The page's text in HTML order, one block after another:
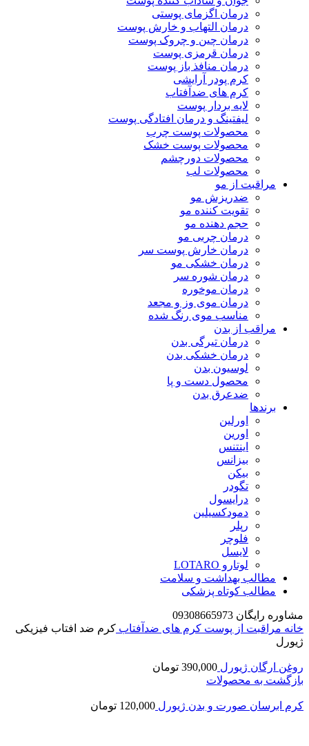
درمان اگزمای پوستی
درمان التهاب و خارش پوست
درمان چین و چروک پوست
درمان قرمزی پوست
درمان منافذ باز پوست
کرم پودر آرایشی
کرم های ضدآفتاب
لایه بردار پوست
لیفتینگ و درمان افتادگی پوست
محصولات پوست چرب
محصولات پوست خشک
محصولات دورچشم
محصولات لب
مراقبت از مو
ضدریزش مو
تقویت کننده مو
حجم دهنده مو
درمان چربی مو
درمان خارش پوست سر
درمان خشکی مو
درمان شوره سر
درمان موخوره
درمان موی وز و مجعد
مناسب موی رنگ شده
مراقب از بدن
درمان تیرگی بدن
درمان خشکی بدن
لوسیون بدن
محصول دست و پا
ضدعرق بدن
برندها
اورلین
اورین
اینتنس
بیزانس
بیکن
تگودر
درایسول
دمودکسیلین
رپلر
فلوچر
لایسل
لوتارو LOTARO
مطالب بهداشت و سلامت
مطالب کوتاه پزشکی
مشاوره رایگان 09308665973
خانه مراقبت از پوست کرم های ضدآفتاب کرم ضد افتاب فیزیکی
ژیورل
روغن ارگان ژیورل 390,000 تومان
بازگشت به محصولات
کرم ابرسان صورت و بدن ژیورل 120,000 تومان